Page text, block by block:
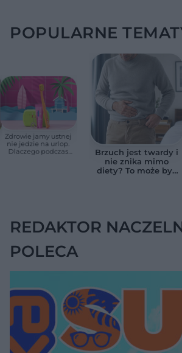
POPULARNE
Zdrowie jamy ustnej
nie jedzie na urlop.
Dlaczego podczas
Brzuch jest twardy i
nie znika mimo
diety? To może być
REDAKTOR
POLECA